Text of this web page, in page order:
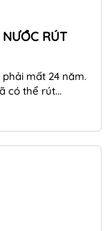
RÚT
mất 24 năm.
có thể rút...